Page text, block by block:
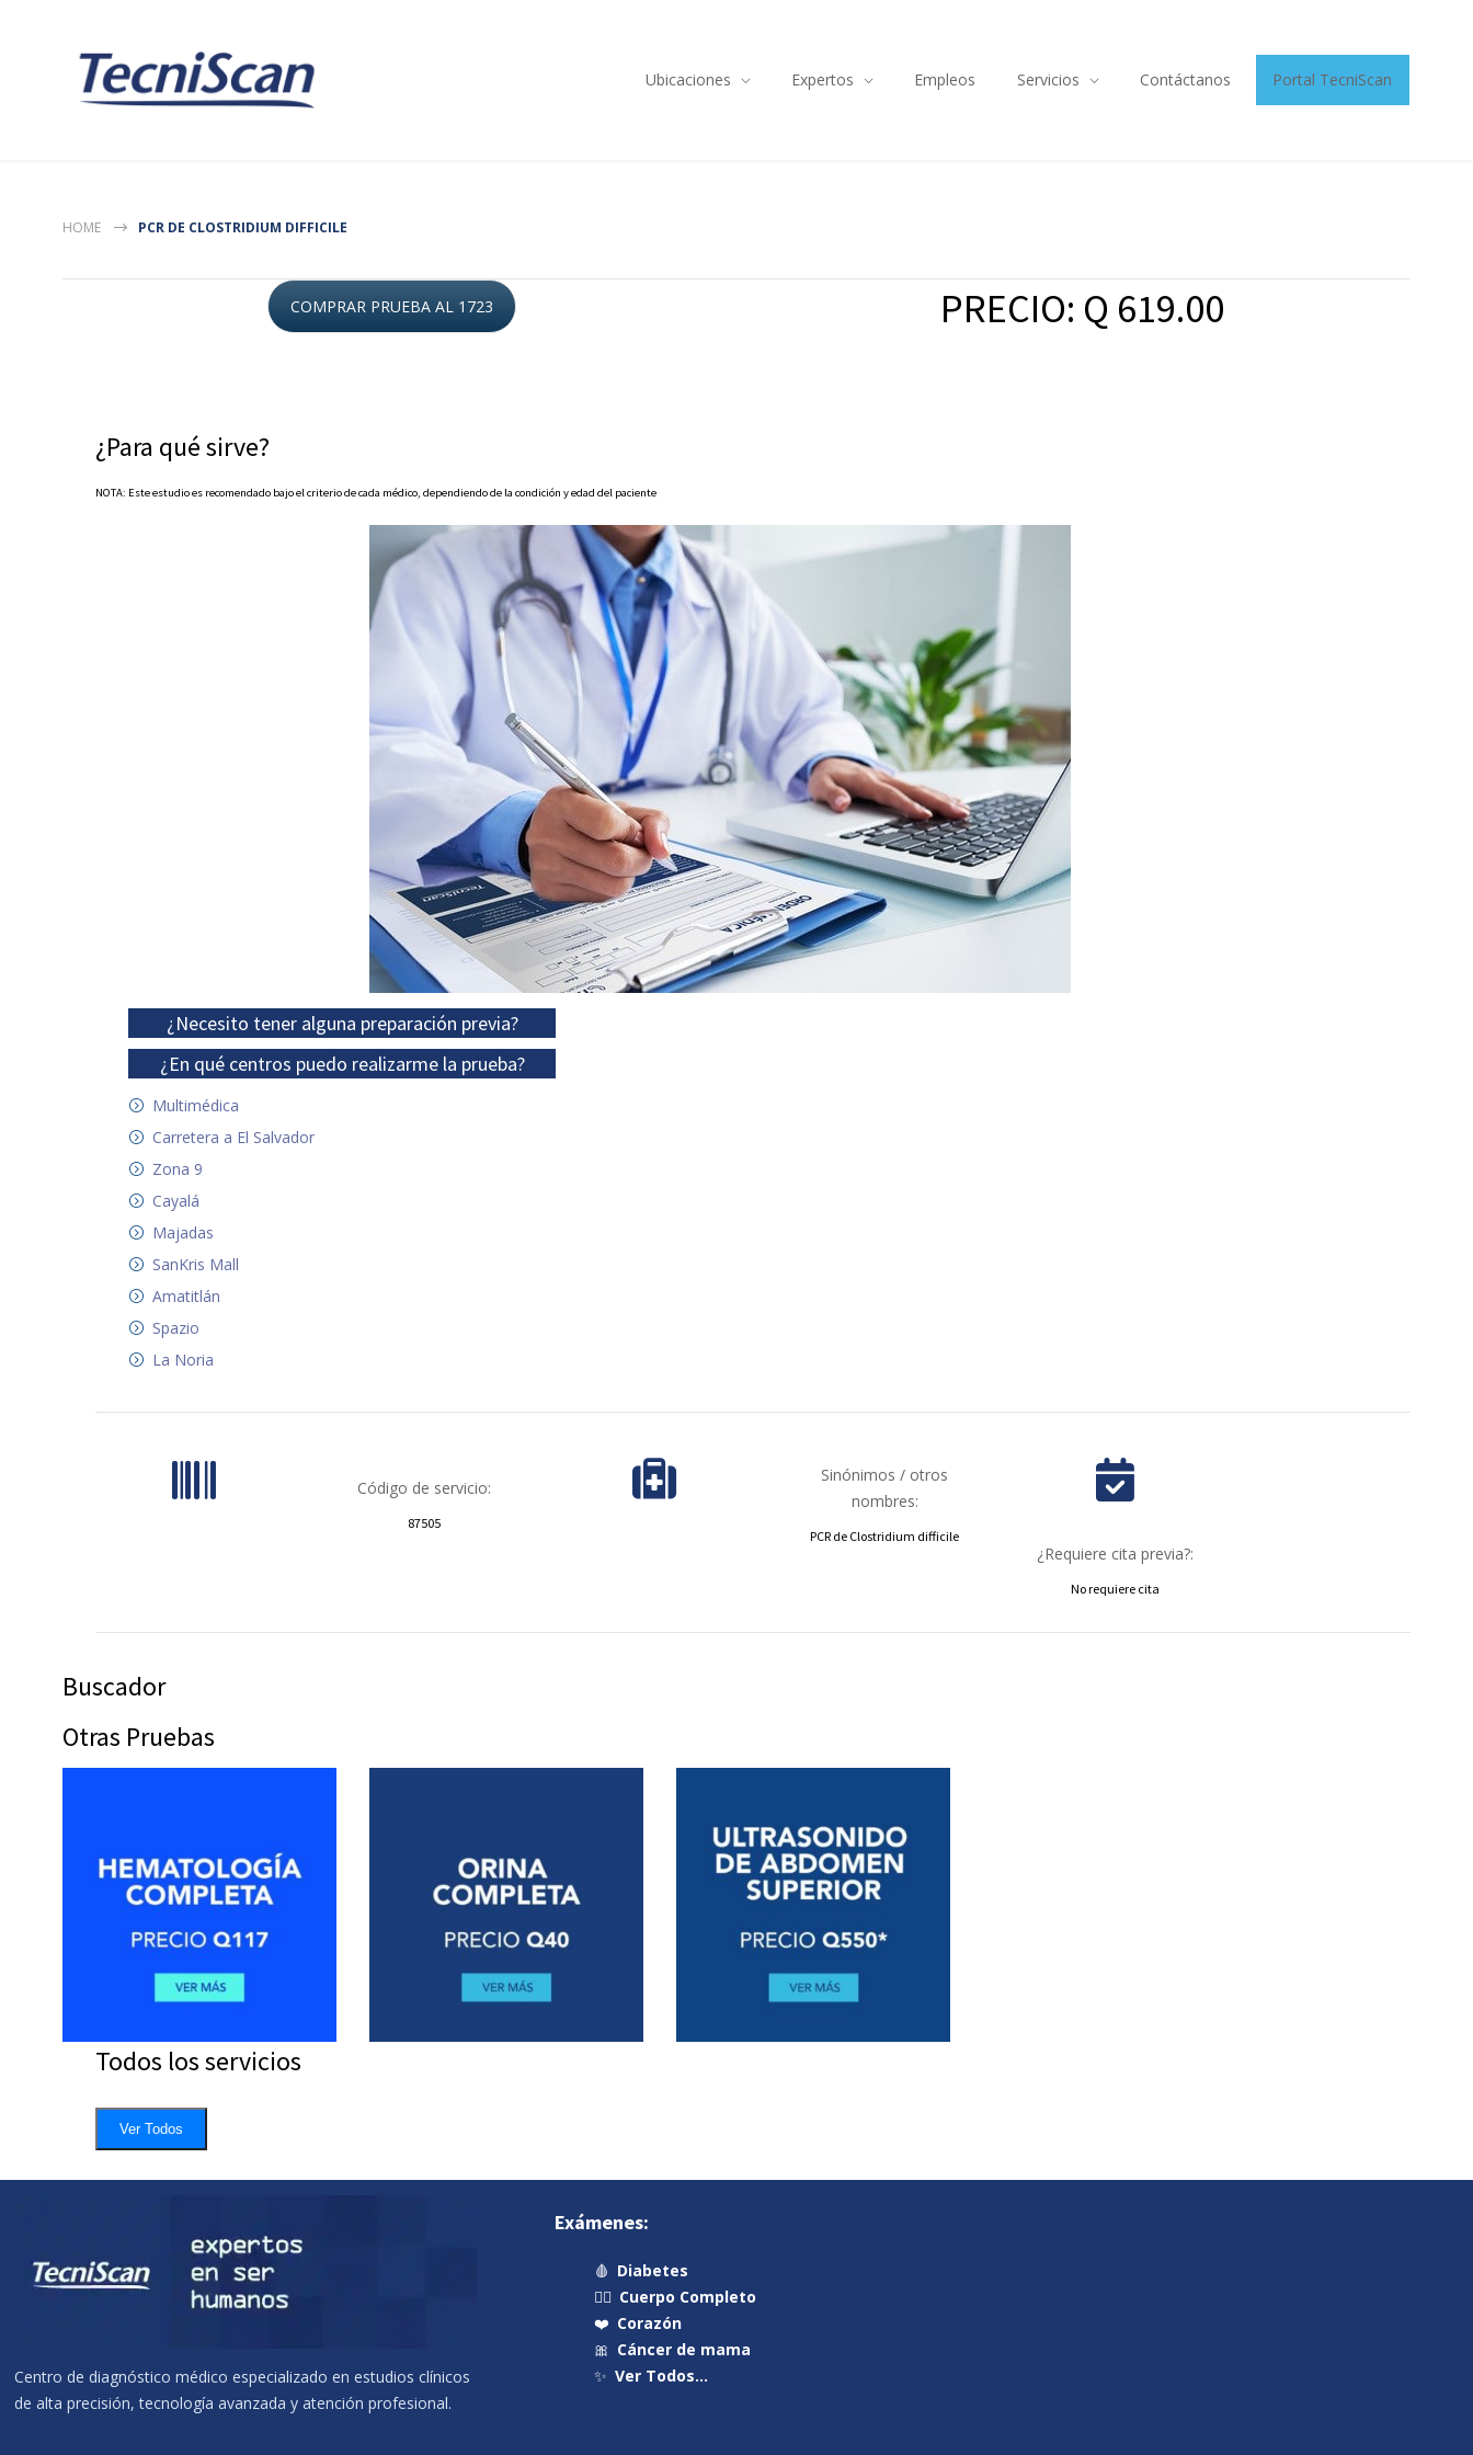
Ubicaciones Expertos Empleos Servicios Contáctanos Portal TecniScan
HOME PCR DE CLOSTRIDIUM DIFFICILE
COMPRAR PRUEBA AL 1723 PRECIO: Q 619.00
¿Para qué sirve?
NOTA: Este estudio es recomendado bajo el criterio de cada médico, dependiendo de la condición y edad del paciente
¿Necesito tener alguna preparación previa?
¿En qué centros puedo realizarme la prueba?
Multimédica
Carretera a El Salvador
Zona 9
Cayalá
Majadas
SanKris Mall
Amatitlán
Spazio
La Noria
Código de servicio:
87505
Sinónimos / otros
nombres:
PCR de Clostridium difficile
¿Requiere cita previa?:
No requiere cita
Buscador
Otras Pruebas
Todos los servicios
Ver Todos
Centro de diagnóstico médico especializado en estudios clínicos
de alta precisión, tecnología avanzada y atención profesional.
Exámenes:
🩸 Diabetes
🧍‍♂️ Cuerpo Completo
❤️ Corazón
🎀 Cáncer de mama
✨ Ver Todos…